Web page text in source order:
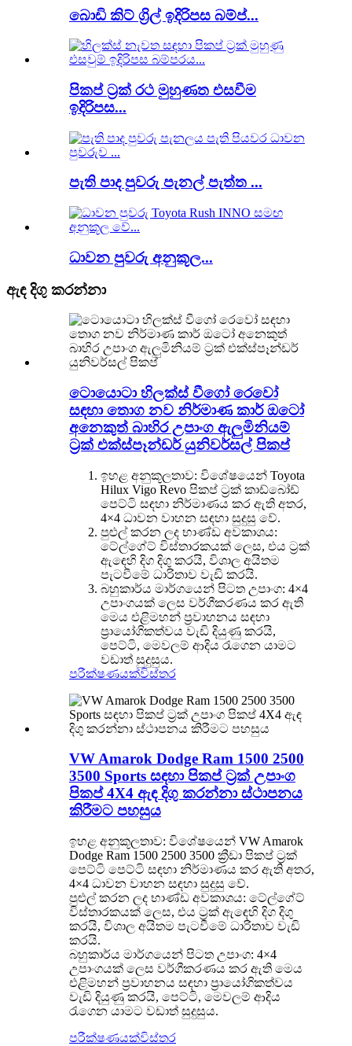
බොඩි කිට් ග්‍රිල් ඉදිරිපස බම්ප්...
පිකප් ට්‍රක් රථ මුහුණත එසවීම
ඉදිරිපස...
පැති පාද පුවරු පැනල් පැත්ත ...
ධාවන පුවරු අනුකූල...
ඇඳ දිගු කරන්නා
ටොයොටා හිලක්ස් වීගෝ රෙවෝ
සඳහා තොග නව නිර්මාණ කාර් ඔටෝ
අනෙකුත් බාහිර උපාංග ඇලුමිනියම්
ට්‍රක් එක්ස්පෑන්ඩර් යුනිවර්සල් පිකප්
ඉහළ අනුකූලතාව: විශේෂයෙන් Toyota
Hilux Vigo Revo පිකප් ට්‍රක් කාඩ්බෝඩ්
පෙට්ටි සඳහා නිර්මාණය කර ඇති අතර,
4×4 ධාවන වාහන සඳහා සුදුසු වේ.
පුළුල් කරන ලද භාණ්ඩ අවකාශය:
ටේල්ගේට් විස්තාරකයක් ලෙස, එය ට්‍රක්
ඇඳෙහි දිග දිගු කරයි, විශාල අයිතම
පැටවීමේ ධාරිතාව වැඩි කරයි.
බහුකාර්ය මාර්ගයෙන් පිටත උපාංග: 4×4
උපාංගයක් ලෙස වර්ගීකරණය කර ඇති
මෙය එළිමහන් ප්‍රවාහනය සඳහා
ප්‍රායෝගිකත්වය වැඩි දියුණු කරයි,
පෙට්ටි, මෙවලම් ආදිය රැගෙන යාමට
වඩාත් සුදුසුය.
පරීක්ෂණයක්විස්තර
VW Amarok Dodge Ram 1500 2500
3500 Sports සඳහා පිකප් ට්‍රක් උපාංග
පිකප් 4X4 ඇඳ දිගු කරන්නා ස්ථාපනය
කිරීමට පහසුය
ඉහළ අනුකූලතාව: විශේෂයෙන් VW Amarok
Dodge Ram 1500 2500 3500 ක්‍රීඩා පිකප් ට්‍රක්
පෙට්ටි පෙට්ටි සඳහා නිර්මාණය කර ඇති අතර,
4×4 ධාවන වාහන සඳහා සුදුසු වේ.
පුළුල් කරන ලද භාණ්ඩ අවකාශය: ටේල්ගේට්
විස්තාරකයක් ලෙස, එය ට්‍රක් ඇඳෙහි දිග දිගු
කරයි, විශාල අයිතම පැටවීමේ ධාරිතාව වැඩි
කරයි.
බහුකාර්ය මාර්ගයෙන් පිටත උපාංග: 4×4
උපාංගයක් ලෙස වර්ගීකරණය කර ඇති මෙය
එළිමහන් ප්‍රවාහනය සඳහා ප්‍රායෝගිකත්වය
වැඩි දියුණු කරයි, පෙට්ටි, මෙවලම් ආදිය
රැගෙන යාමට වඩාත් සුදුසුය.
පරීක්ෂණයක්විස්තර